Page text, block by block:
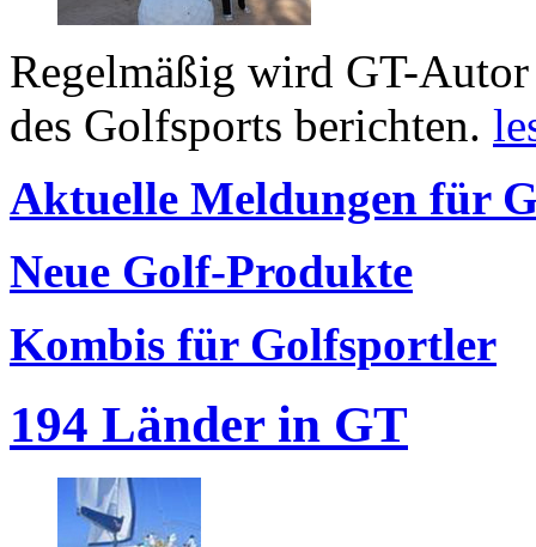
Regelmäßig wird GT-
des Golfsports berichten.
Aktuelle Meldungen für
Neue Golf-Produkte
Kombis für Golfsportler
194 Länder in GT